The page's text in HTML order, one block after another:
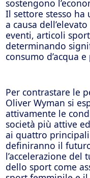
sostengono
Il settore stesso
a causa
eventi, articoli
determinando
consumo d’acqua
Per contrastare le
Oliver Wyman si
attivamente le
società più attive
ai quattro
definiranno il
l’accelerazione del
dello sport come